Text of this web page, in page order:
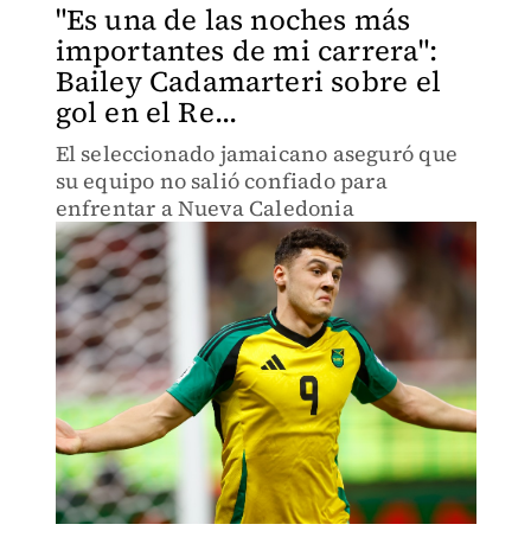
"Es una de las noches más
importantes de mi carrera":
Bailey Cadamarteri sobre el
gol en el Re...
El seleccionado jamaicano aseguró que
su equipo no salió confiado para
enfrentar a Nueva Caledonia